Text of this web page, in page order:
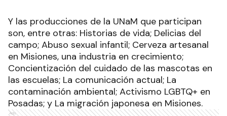
Y las producciones de la UNaM que participan
son, entre otras: Historias de vida; Delicias del
campo; Abuso sexual infantil; Cerveza artesanal
en Misiones, una industria en crecimiento;
Concientización del cuidado de las mascotas en
las escuelas; La comunicación actual; La
contaminación ambiental; Activismo LGBTQ+ en
Posadas; y La migración japonesa en Misiones.
Ads